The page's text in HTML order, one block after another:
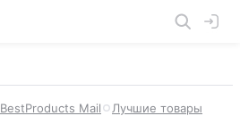
BestProducts Mail Лучшие товары